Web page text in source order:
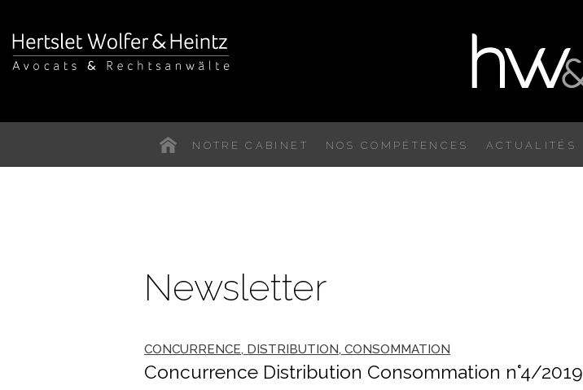
NOTRE CABINET NOS COMPÉTENCES ACTUALITÉS
Newsletter
CONCURRENCE, DISTRIBUTION, CONSOMMATION
Concurrence Distribution Consommation n°4/2019